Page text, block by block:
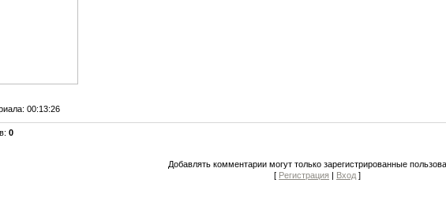
: 00:13:26
:0
Добавлять комментарии могут только зарегистрированные
[ Регистрация | Вход ]